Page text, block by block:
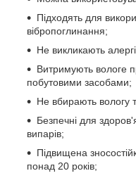
Підходять для
вібропоглинання;
Не викликають
Витримують вологе
побутовими засобами;
Не вбирають вологу
Безпечні для
випарів;
Підвищена
понад 20 років;